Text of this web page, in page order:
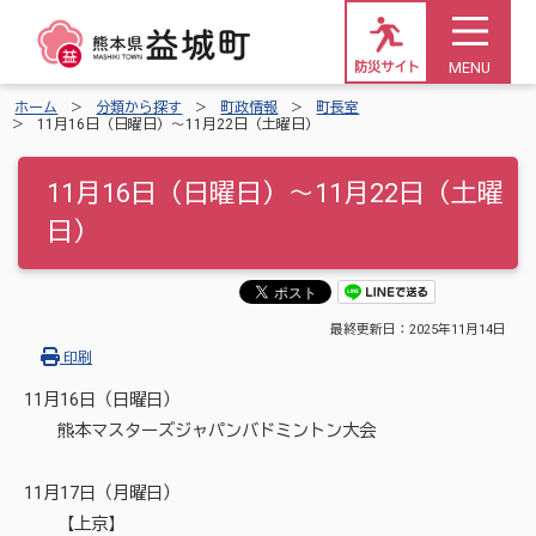
防災サイト MENU
ホーム 分類から探す 町政情報
町長室
11月16日（日曜日）～11月22日（土曜日）
11月16日（日曜日）～11月22日（土曜
日）
最終更新日： 2025年11月14日
印刷
11月16日（日曜日）
熊本マスターズジャパンバドミントン大会
11月17日（月曜日）
【上京】